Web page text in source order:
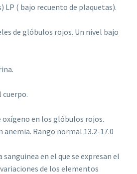
LP ( bajo recuento de plaquetas).
de glóbulos rojos. Un nivel bajo
cuerpo.
en los glóbulos rojos.
anemia. Rango normal 13.2-17.0
en el que se expresan el
de los elementos